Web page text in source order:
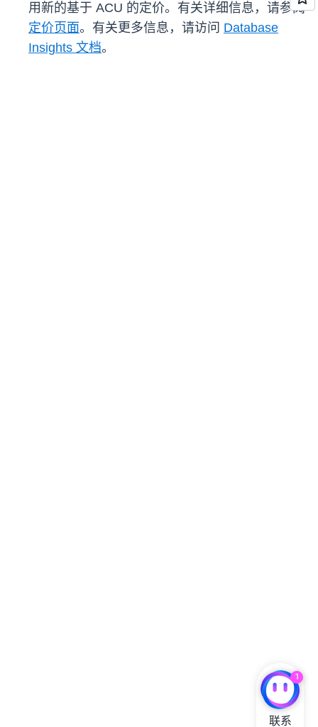
用新的基于 ACU 的定价。有关详细信息，请参阅
定价页面。有关更多信息，请访问 Database
Insights 文档。
1
联系